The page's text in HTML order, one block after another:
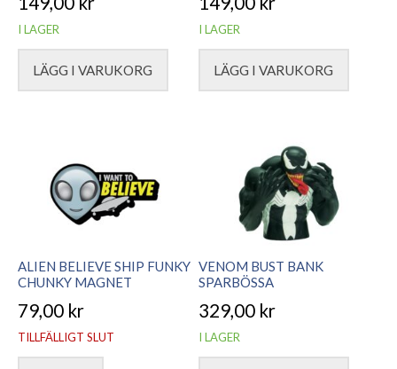
I LAGER
LÄGG I VARUKORG
I LAGER
LÄGG I VARUKORG
ALIEN BELIEVE SHIP FUNKY
CHUNKY MAGNET
79,00 kr
TILLFÄLLIGT SLUT
VENOM BUST BANK
SPARBÖSSA
329,00 kr
I LAGER